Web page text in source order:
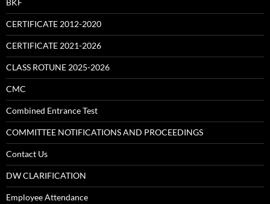
CERTIFICATE 2012-2020
CERTIFICATE 2021-2026
CLASS ROTUNE 2025-2026
CMC
Combined Entrance Test
COMMITTEE NOTIFICATIONS AND PROCEEDINGS
Contact Us
DW CLARIFICATION
Employee Attendance